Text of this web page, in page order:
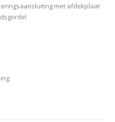
met afdekplaat